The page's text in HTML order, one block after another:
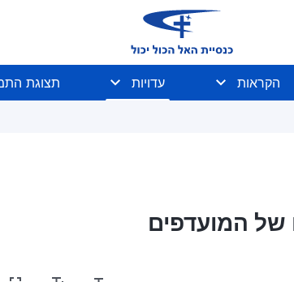
הקראות עדויות תצוגת
של המועדפים